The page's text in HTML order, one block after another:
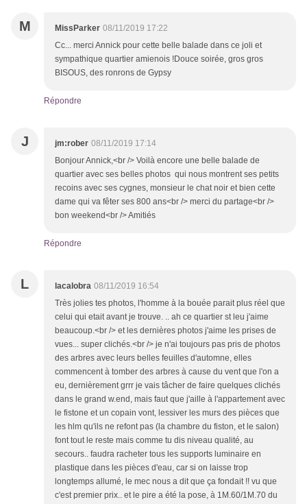
M MissParker 08/11/2019 17:22
Cc... merci Annick pour cette belle balade dans ce joli et
sympathique quartier amienois !Douce soirée, gros gros
BISOUS, des ronrons de Gypsy
Répondre
J jm:rober 08/11/2019 17:14
Bonjour Annick,<br /> Voilà encore une belle balade de
quartier avec ses belles photos qui nous montrent ses petits
recoins avec ses cygnes, monsieur le chat noir et bien cette
dame qui va fêter ses 800 ans<br /> merci du partage<br />
bon weekend<br /> Amitiés
Répondre
L lacalobra 08/11/2019 16:54
Très jolies tes photos, l'homme à la bouée parait plus réel que
celui qui etait avant je trouve. .. ah ce quartier st leu j'aime
beaucoup.<br /> et les dernières photos j'aime les prises de
vues... super clichés.<br /> je n'ai toujours pas pris de photos
des arbres avec leurs belles feuilles d'automne, elles
commencent à tomber des arbres à cause du vent que l'on a
eu, dernièrement grrr je vais tâcher de faire quelques clichés
dans le grand w.end, mais faut que j'aille à l'appartement avec
le fistone et un copain vont, lessiver les murs des pièces que
les hlm qu'ils ne refont pas (la chambre du fiston, et le salon)
font tout le reste mais comme tu dis niveau qualité, au
secours.. faudra racheter tous les supports luminaire en
plastique dans les pièces d'eau, car si on laisse trop
longtemps allumé, le mec nous a dit que ça fondait !! vu que
c'est premier prix.. et le pire a été la pose, à 1M.60/1M.70 du